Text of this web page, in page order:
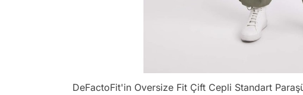
DeFactoFit'in Oversize Fit Çift Cepli Standart Paraşüt